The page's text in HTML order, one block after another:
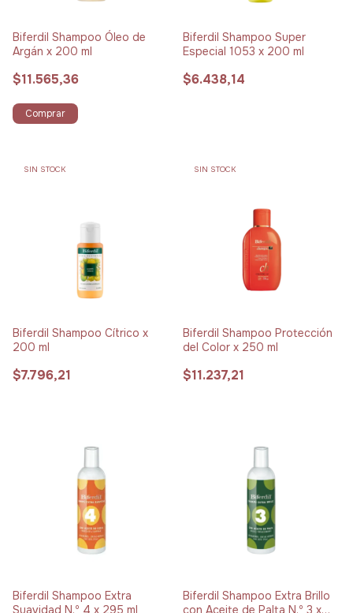
Biferdil Shampoo Óleo de
Argán x 200 ml
$11.565,36
Comprar
Biferdil Shampoo Super
Especial 1053 x 200 ml
$6.438,14
SIN STOCK
Biferdil Shampoo Cítrico x
200 ml
$7.796,21
SIN STOCK
Biferdil Shampoo Protección
del Color x 250 ml
$11.237,21
Biferdil Shampoo Extra
Suavidad N.º 4 x 295 ml
Biferdil Shampoo Extra Brillo
con Aceite de Palta N.º 3 x